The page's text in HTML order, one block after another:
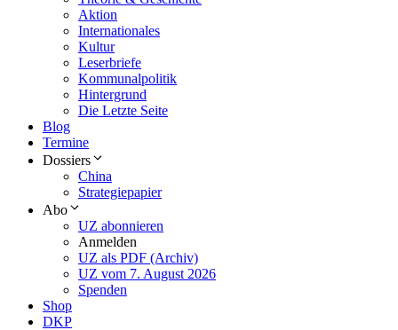
Aktion
Internationales
Kultur
Leserbriefe
Kommunalpolitik
Hintergrund
Die Letzte Seite
Blog
Termine
Dossiers
China
Strategiepapier
Abo
UZ abonnieren
Anmelden
UZ als PDF (Archiv)
UZ vom 7. August 2026
Spenden
Shop
DKP